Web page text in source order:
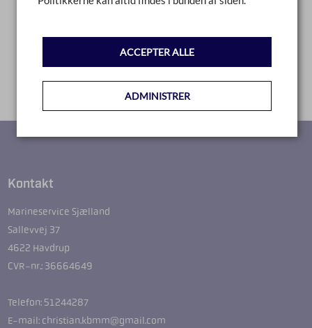
1
Kontakt
Marineservice Sjælland
Sallevvej 37
4622 Havdrup
CVR-nr.: 36664649
Telefon: 51244287
E-mail: christian.kbmm@gmail.com
ACCEPTER ALLE
ADMINISTRER